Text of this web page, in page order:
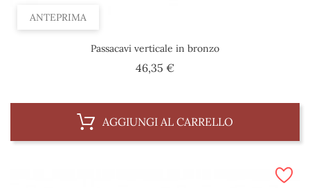
ANTEPRIMA
Passacavi verticale in bronzo
46,35 €Prezzo
AGGIUNGI AL CARRELLO